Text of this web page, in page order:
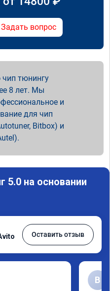
Задать вопрос
тюнингу
8 лет. Мы
и
для чип
Bitbox) и
5.0 на основании
Оставить отзыв
В